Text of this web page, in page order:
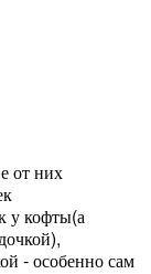
от них
у кофты(а
- особенно сам